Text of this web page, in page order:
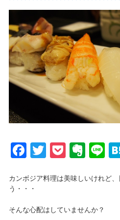
Facebook
Twitter
Pocket
カンボジア料理は美味しいけれど
う・・・
そんな心配はしていませんか？